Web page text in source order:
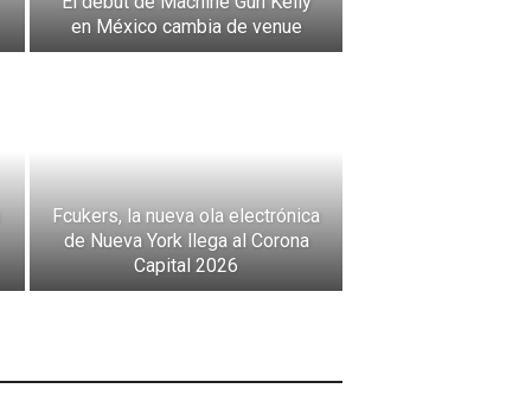
en México cambia de venue
Fcukers, la nueva ola electrónica
de Nueva York llega al Corona
Capital 2026